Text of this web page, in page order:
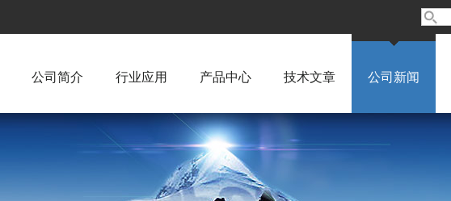
公司简介 行业应用 产品中心 技术文章 公司新闻